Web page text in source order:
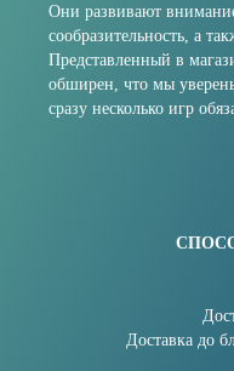
Они развивают
сообразительность, а
Представленный в
обширен, что мы
сразу несколько игр
Доставка до